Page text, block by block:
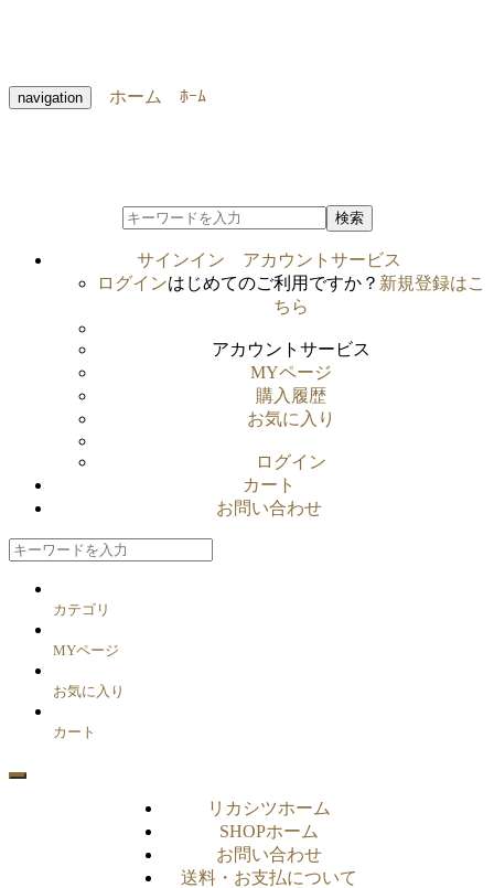
navigation ホーム ﾎｰﾑ
検索
サインイン
アカウントサービス
ログインはじめてのご利用ですか？ 新規登録はこ
ちら
アカウントサービス
MYページ
購入履歴
お気に入り
ログイン
カート
お問い合わせ
カテゴリ
MYページ
お気に入り
カート
リカシツホーム
SHOPホーム
お問い合わせ
送料・お支払について